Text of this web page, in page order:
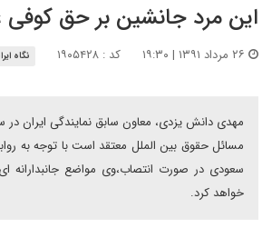
این مرد جانشین بر حق
کد : ۱۹۰۵۴۲۸ نگاه
مهدی دانش یزدی، معاون سابق نمایندگی ایران در
مسائل حقوق بین الملل معتقد است با توجه به
سعودی در صورت انتصاب،وی مواضع جانبدارانه
خواهد کرد.